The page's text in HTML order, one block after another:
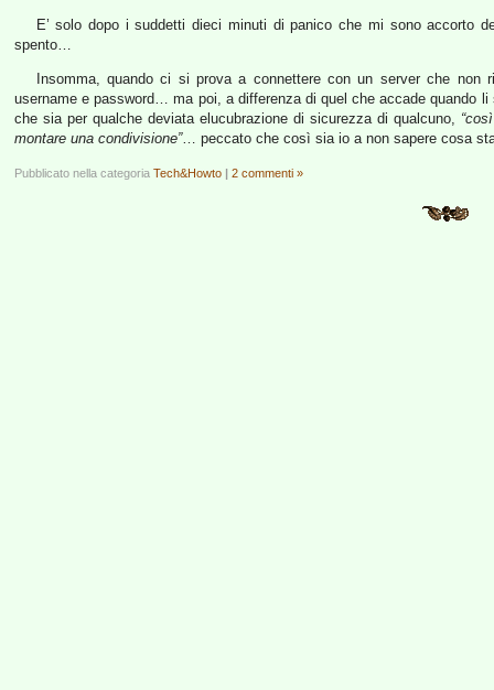
E’ solo dopo i suddetti dieci minuti di panico che mi sono accorto
spento…
Insomma, quando ci si prova a connettere con un server che non
username e password… ma poi, a differenza di quel che accade quando
che sia per qualche deviata elucubrazione di sicurezza di qualcuno,
montare una condivisione”… peccato che così sia io a non sapere cosa
Pubblicato nella categoria Tech&Howto | 2 commenti »